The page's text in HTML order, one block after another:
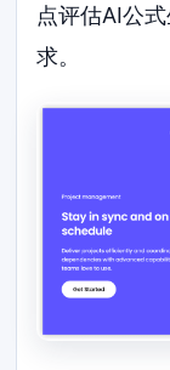
点评估AI公
求。